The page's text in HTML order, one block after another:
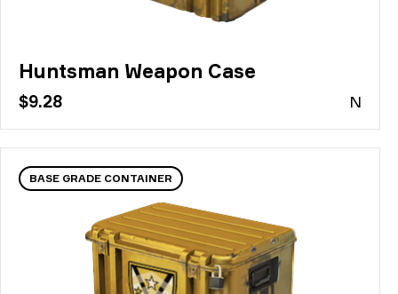
Huntsman Weapon Case
$9.28 N
BASE GRADE CONTAINER